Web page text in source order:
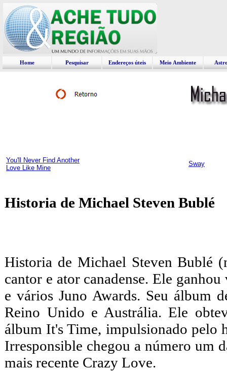
Home Pesquisar Endereços úteis Meio Ambiente
You'll Never Find Another
Love Like Mine
Sway
Historia de Michael Steven Bublé
Historia de Michael Steven Bublé
cantor e ator canadense. Ele
e vários Juno Awards. Seu álbum
Reino Unido e Austrália. Ele
álbum It's Time, impulsionado pelo
Irresponsible chegou a número um
mais recente Crazy Love.